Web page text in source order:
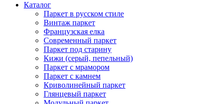
Каталог
Паркет в русском стиле
Винтаж паркет
Французская елка
Современный паркет
Паркет под старину
Кижи (серый, пепельный)
Паркет с мрамором
Паркет с камнем
Криволинейный паркет
Глянцевый паркет